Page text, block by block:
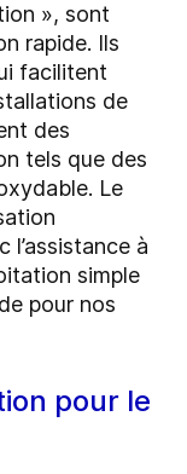
», sont
rapide. Ils
facilitent
de
des
tels que des
Le
à
simple
pour nos
pour le